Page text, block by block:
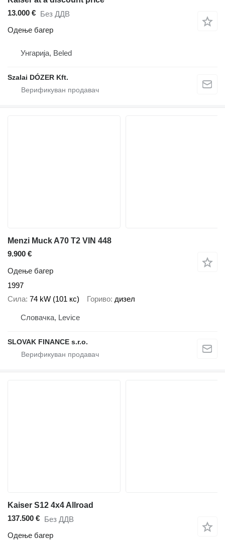
13.000 € Без ДДВ
Одење багер
Унгарија, Beled
Szalai DÓZER Kft.
Menzi Muck A70 T2 VIN 448
9.900 €
Одење багер
1997
Сила 74 kW (101 кс) Гориво дизел
Словачка, Levice
SLOVAK FINANCE s.r.o.
Kaiser S12 4x4 Allroad
137.500 € Без ДДВ
Одење багер